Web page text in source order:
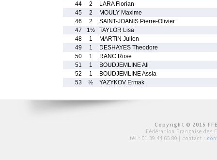
44
2
LARA Florian
45
2
MOULY Maxime
46
2
SAINT-JOANIS Pierre-Olivier
47
1½
TAYLOR Lisa
48
1
MARTIN Julien
49
1
DESHAYES Theodore
50
1
RANC Rose
51
1
BOUDJEMLINE Ali
52
1
BOUDJEMLINE Assia
53
½ YAZYKOV Ermak
Copyright © 2015
Fédération Française des
tél : 01 39 44 65 80 | contact :